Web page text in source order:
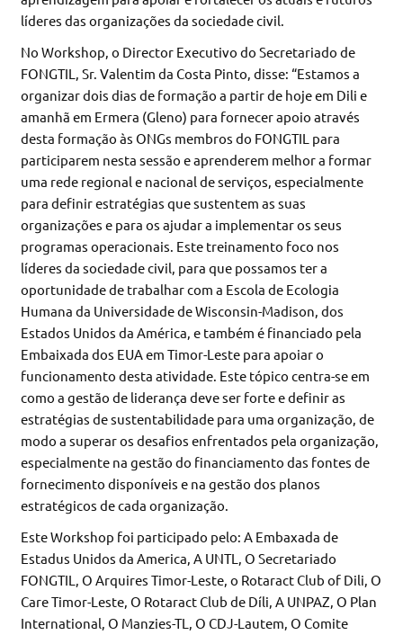
líderes das organizações da sociedade civil.
No Workshop, o Director Executivo do Secretariado de
FONGTIL, Sr. Valentim da Costa Pinto, disse: “Estamos a
organizar dois dias de formação a partir de hoje em Dili e
amanhã em Ermera (Gleno) para fornecer apoio através
desta formação às ONGs membros do FONGTIL para
participarem nesta sessão e aprenderem melhor a formar
uma rede regional e nacional de serviços, especialmente
para definir estratégias que sustentem as suas
organizações e para os ajudar a implementar os seus
programas operacionais. Este treinamento foco nos
líderes da sociedade civil, para que possamos ter a
oportunidade de trabalhar com a Escola de Ecologia
Humana da Universidade de Wisconsin-Madison, dos
Estados Unidos da América, e também é financiado pela
Embaixada dos EUA em Timor-Leste para apoiar o
funcionamento desta atividade. Este tópico centra-se em
como a gestão de liderança deve ser forte e definir as
estratégias de sustentabilidade para uma organização, de
modo a superar os desafios enfrentados pela organização,
especialmente na gestão do financiamento das fontes de
fornecimento disponíveis e na gestão dos planos
estratégicos de cada organização.
Este Workshop foi participado pelo: A Embaxada de
Estadus Unidos da America, A UNTL, O Secretariado
FONGTIL, O Arquires Timor-Leste, o Rotaract Club of Dili, O
Care Timor-Leste, O Rotaract Club de Díli, A UNPAZ, O Plan
International, O Manzies-TL, O CDJ-Lautem, O Comite